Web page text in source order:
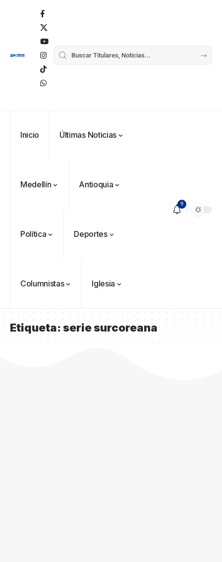
Inicio Últimas Noticias
Medellín Antioquia
Política Deportes
Columnistas Iglesia
9
Etiqueta:serie surcoreana